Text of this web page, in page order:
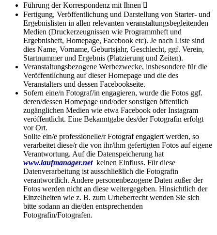
Führung der Korrespondenz mit Ihnen 
Fertigung, Veröffentlichung und Darstellung von Starter- und
Ergebnislisten in allen relevanten veranstaltungsbegleitenden
Medien (Druckerzeugnissen wie Programmheft und
Ergebnisheft, Homepage, Facebook etc). Je nach Liste sind
dies Name, Vorname, Geburtsjahr, Geschlecht, ggf. Verein,
Startnummer und Ergebnis (Platzierung und Zeiten).
Veranstaltungsbezogene Werbezwecke, insbesondere für die
Veröffentlichung auf dieser Homepage und die des
Veranstalters und dessen Facebookseite.
Sofern eine/n Fotograf/in engagieren, wurde die Fotos ggf.
deren/dessen Homepage und/oder sonstigen öffentlich
zugänglichen Medien wie etwa Facebook oder Instagram
veröffentlicht. Eine Bekanntgabe des/der Fotografin erfolgt
vor Ort.
Sollte ein/e professionelle/r Fotograf engagiert werden, so
verarbeitet diese/r die von ihr/ihm gefertigten Fotos auf eigene
Verantwortung. Auf die Datenspeicherung hat
www.laufmanager.netkeinen Einfluss. Für diese
Datenverarbeitung ist ausschließlich die Fotografin
verantwortlich. Andere personenbezogene Daten außer der
Fotos werden nicht an diese weitergegeben. Hinsichtlich der
Einzelheiten wie z. B. zum Urheberrecht wenden Sie sich
bitte sodann an die/den entsprechenden
Fotografin/Fotografen.